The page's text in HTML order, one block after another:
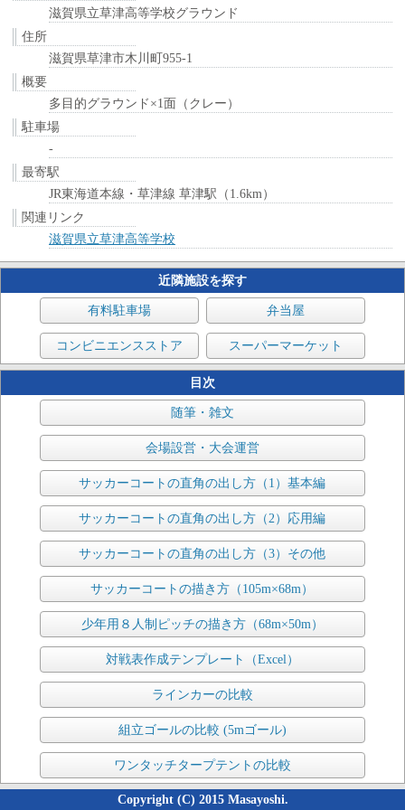
滋賀県立草津高等学校グラウンド
住所
滋賀県草津市木川町955-1
概要
多目的グラウンド×1面（クレー）
駐車場
-
最寄駅
JR東海道本線・草津線 草津駅（1.6km）
関連リンク
滋賀県立草津高等学校
近隣施設を探す
有料駐車場 弁当屋
コンビニエンスストア スーパーマーケット
目次
随筆・雑文
会場設営・大会運営
サッカーコートの直角の出し方（1）基本編
サッカーコートの直角の出し方（2）応用編
サッカーコートの直角の出し方（3）その他
サッカーコートの描き方（105m×68m）
少年用８人制ピッチの描き方（68m×50m）
対戦表作成テンプレート（Excel）
ラインカーの比較
組立ゴールの比較 (5mゴール)
ワンタッチタープテントの比較
Copyright (C) 2015 Masayoshi.